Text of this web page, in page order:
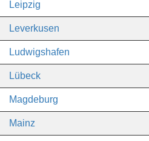
Leipzig
Leverkusen
Ludwigshafen
Lübeck
Magdeburg
Mainz